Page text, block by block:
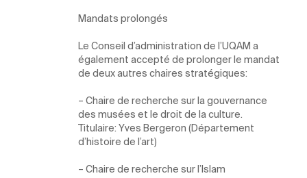
Mandats prolongés
Le Conseil d’administration de l’UQAM a
également accepté de prolonger le mandat
de deux autres chaires stratégiques:
– Chaire de recherche sur la gouvernance
des musées et le droit de la culture.
Titulaire: Yves Bergeron (Département
d’histoire de l’art)
– Chaire de recherche sur l’Islam